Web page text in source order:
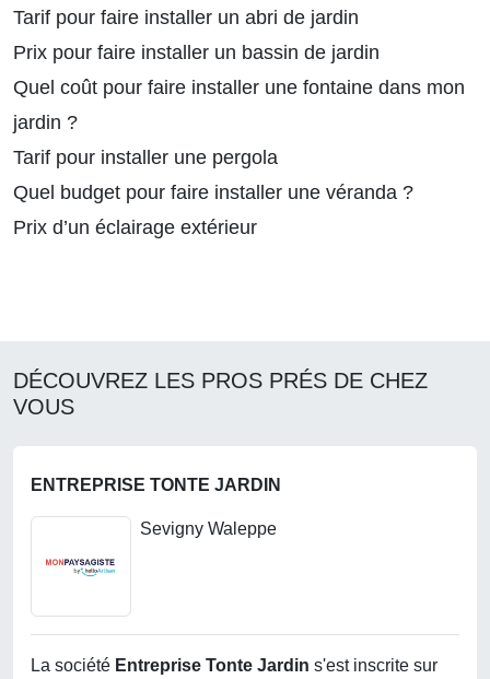
Tarif pour faire installer un abri de jardin
Prix pour faire installer un bassin de jardin
Quel coût pour faire installer une fontaine dans mon
jardin ?
Tarif pour installer une pergola
Quel budget pour faire installer une véranda ?
Prix d’un éclairage extérieur
DÉCOUVREZ LES PROS PRÉS DE CHEZ
VOUS
ENTREPRISE TONTE JARDIN
Sevigny Waleppe
La société Entreprise Tonte Jardin s'est inscrite sur